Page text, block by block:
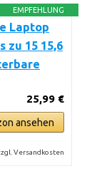
EMPFEHLUNG
Laptop
zu 15 15,6
25,99 €
ansehen
Versandkosten